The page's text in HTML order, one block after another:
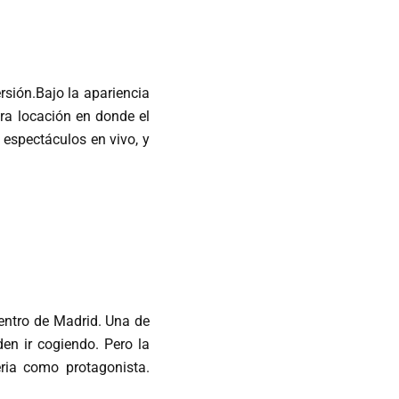
la apariencia
locación en donde el
en vivo, y
de Madrid. Una de
ir cogiendo. Pero la
como protagonista.